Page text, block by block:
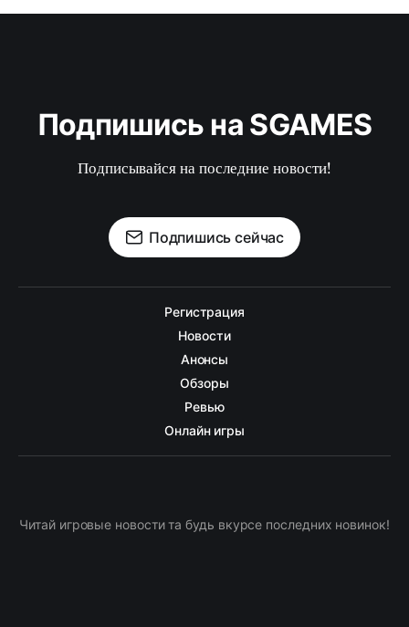
Подпишись на SGAMES
Подписывайся на последние новости!
Подпишись сейчас
Регистрация
Новости
Анонсы
Обзоры
Ревью
Онлайн игры
Читай игровые новости та будь вкурсе последних новинок!